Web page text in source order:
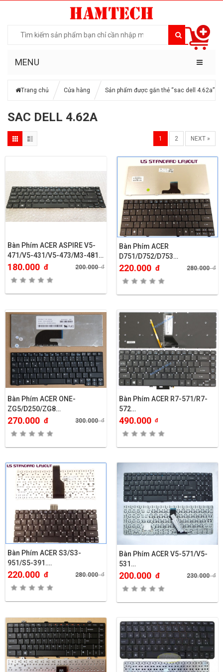
MENU
Trang chủ Cửa hàng Sản phẩm được gắn thẻ “sac dell 4.62a”
SAC DELL 4.62A
1 2 NEXT »
Bàn Phím ACER ASPIRE V5-
471/V5-431/V5-473/M3-481…
180.000 đ 200.000đ
Bàn Phím ACER
D751/D752/D753…
220.000 đ 280.000đ
Bàn Phím ACER ONE-
ZG5/D250/ZG8…
270.000 đ 300.000đ
Bàn Phím ACER R7-571/R7-
572…
490.000 đ
Bàn Phím ACER S3/S3-
951/S5-391….
220.000 đ 280.000đ
Bàn Phím ACER V5-571/V5-
531…
200.000 đ 230.000đ